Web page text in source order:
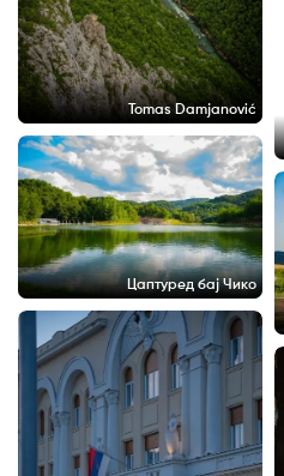
Tomas Damjanović
Цаптуред бај Чико